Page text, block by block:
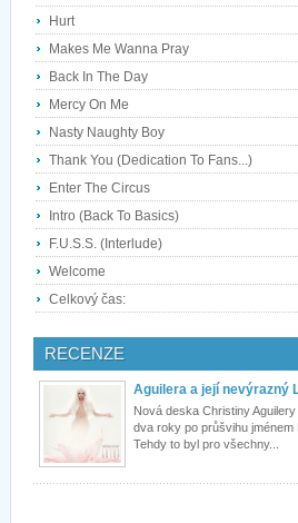
Hurt
Makes Me Wanna Pray
Back In The Day
Mercy On Me
Nasty Naughty Boy
Thank You (Dedication To Fans...)
Enter The Circus
Intro (Back To Basics)
F.U.S.S. (Interlude)
Welcome
Celkový čas:
RECENZE
Aguilera a její nevýrazný
Nová deska Christiny
dva roky po průšvihu jménem
Tehdy to byl pro všechny...